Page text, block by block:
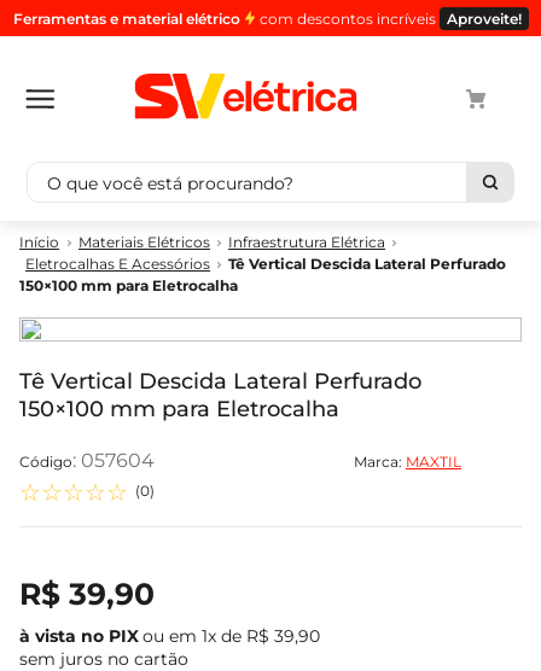
Ferramentas e material elétrico com descontos incríveis Aproveite!
O que você está procurando?
Materiais Elétricos
Infraestrutura Elétrica
Eletrocalhas E Acessórios
Tê Vertical Descida Lateral Perfurado
150×100 mm para Eletrocalha
Tê Vertical Descida Lateral Perfurado
150×100 mm para Eletrocalha
: 057604 Marca: MAXTIL
☆☆☆☆☆ (0)
R$ 39,90
ou em 1x de R$ 39,90
sem juros no cartão
Termos mais buscados
1º
cabo
2º
luminaria
4º
cabo pp